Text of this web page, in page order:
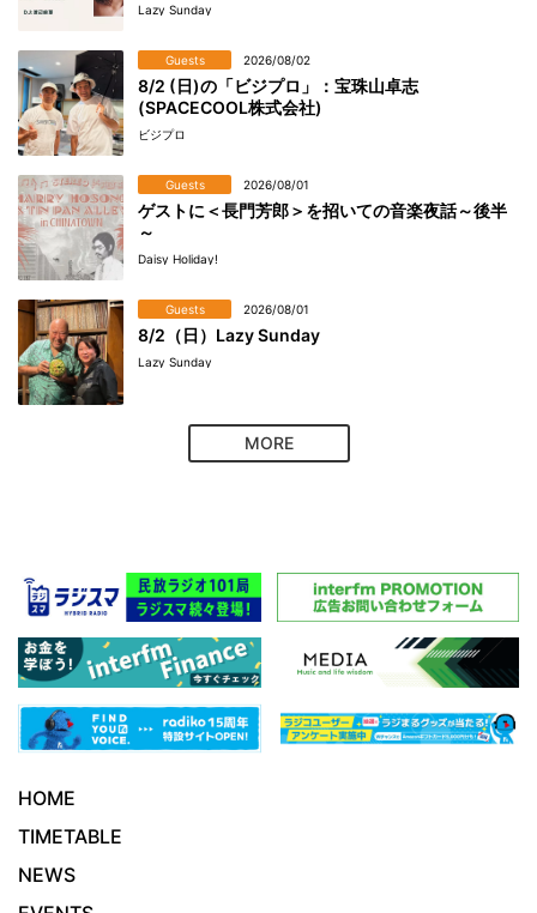
Lazy Sunday
Guests 2026/08/02
8/2 (日)の「ビジプロ」：宝珠山卓志
(SPACECOOL株式会社)
ビジプロ
Guests 2026/08/01
ゲストに＜長門芳郎＞を招いての音楽夜話～後半
～
Daisy Holiday!
Guests 2026/08/01
8/2（日）Lazy Sunday
Lazy Sunday
MORE
HOME
TIMETABLE
NEWS